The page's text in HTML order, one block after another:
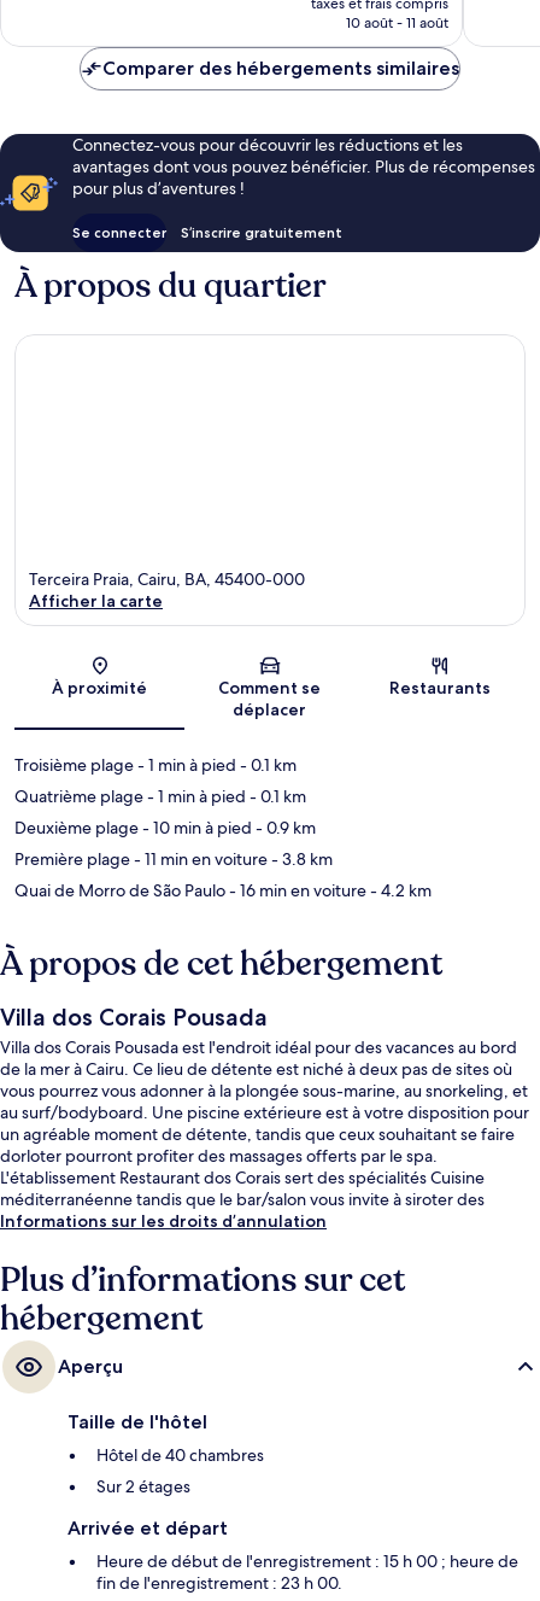
prix
de
10 août - 11 août
Comparer des hébergements similaires
Connectez-vous pour découvrir les réductions et les
avantages dont vous pouvez bénéficier. Plus de récompenses
pour plus d’aventures !
Se connecter S’inscrire gratuitement
À propos du quartier
Carte
Terceira Praia, Cairu, BA, 45400-000
Afficher la carte
À proximité
Comment se
déplacer
Restaurants
Troisième plage- 1 min à pied - 0.1 km
Quatrième plage- 1 min à pied - 0.1 km
Deuxième plage- 10 min à pied - 0.9 km
Première plage- 11 min en voiture- 3.8 km
Quai de Morro de São Paulo- 16 min en voiture- 4.2 km
À propos de cet hébergement
Villa dos Corais Pousada
Villa dos Corais Pousada est l'endroit idéal pour des vacances au bord
de la mer à Cairu. Ce lieu de détente est niché à deux pas de sites où
vous pourrez vous adonner à la plongée sous-marine, au snorkeling, et
au surf/bodyboard. Une piscine extérieure est à votre disposition pour
un agréable moment de détente, tandis que ceux souhaitant se faire
dorloter pourront profiter des massages offerts par le spa.
L'établissement Restaurant dos Corais sert des spécialités Cuisine
méditerranéenne tandis que le bar/salon vous invite à siroter des
boissons rafraîchissantes. Parmi les autres petits avantages de cet
et un court de tennis extérieur. Les autres voyageurs ne disent que du
bien en ce qui concerne le personnel attentionné.
Informations sur les droits d’annulation
Plus d’informations sur cet
hébergement
Aperçu
Taille de l'hôtel
Hôtel de 40 chambres
Sur 2 étages
Arrivée et départ
Heure de début de l'enregistrement : 15 h 00 ; heure de
fin de l'enregistrement : 23 h 00.